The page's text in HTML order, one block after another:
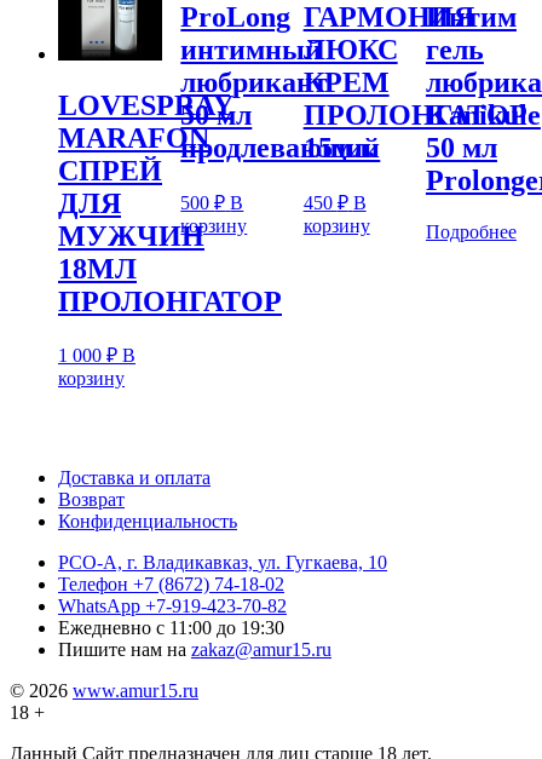
LOVESPRAY
MARAFON
СПРЕЙ
ДЛЯ
МУЖЧИН
18МЛ
ПРОЛОНГАТОР
1 000 ₽ В
корзину
ProLong
интимный
любрикант
50 мл
продлевающий
500₽ В
корзину
ГАРМОНИЯ
ЛЮКС
КРЕМ
ПРОЛОНГАТОР
15мл.
450 ₽ В
корзину
Интим
гель
Kanikule
50 мл
Подробнее
Доставка и оплата
Возврат
Конфиденциальность
РСО-А, г. Владикавказ, ул. Гугкаева, 10
Телефон +7 (8672) 74-18-02
WhatsApp +7-919-423-70-82
Ежедневно с 11:00 до 19:30
Пишите нам на zakaz@amur15.ru
© 2026 www.amur15.ru
18 +
Данный Сайт предназначен для лиц старше 18 лет.